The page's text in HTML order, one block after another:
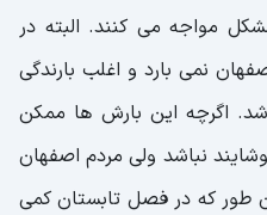
مواجه می کنند. البته در
نمی بارد و اغلب بارندگی
اگرچه این بارش ها ممکن
نباشد ولی مردم اصفهان
طور که در فصل تابستان کمی